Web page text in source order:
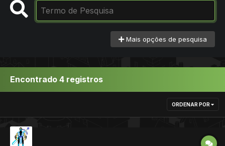
Mais opções de pesquisa
Encontrado 4 registros
ORDENAR POR